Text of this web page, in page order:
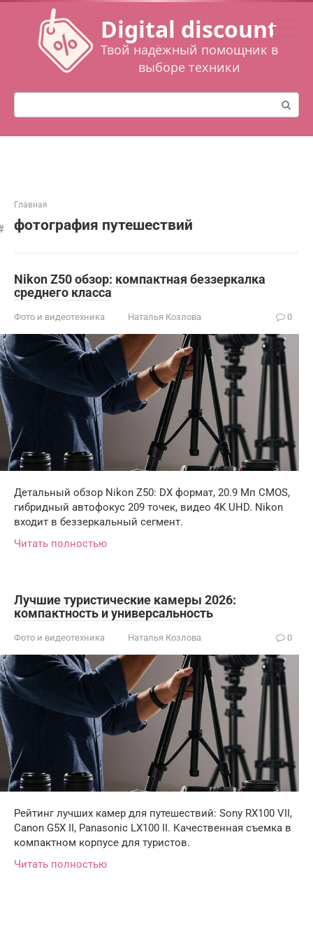
Перейти
контенту
Digital discount
Твой надёжный помощник в
выборе техники
Поиск:
Главная
фотография путешествий
Nikon Z50 обзор: компактная беззеркалка
среднего класса
Фото и видеотехника Наталья Козлова 0
Детальный обзор Nikon Z50: DX формат, 20.9 Мп CMOS,
гибридный автофокус 209 точек, видео 4K UHD. Nikon
входит в беззеркальный сегмент.
Читать полностью
Лучшие туристические камеры 2026:
компактность и универсальность
Фото и видеотехника Наталья Козлова 0
Рейтинг лучших камер для путешествий: Sony RX100 VII,
Canon G5X II, Panasonic LX100 II. Качественная съемка в
компактном корпусе для туристов.
Читать полностью